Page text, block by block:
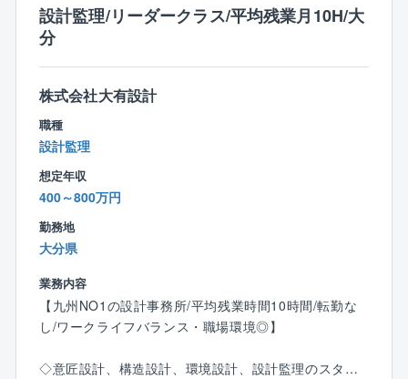
〇日本一ストレスがない会社造りを目指す企業！
■代表者自身が社員として勤務していた際に嫌だったこ
とは同社社員には経験させたくない、自身が働きたく
なるような会社にしたいという思いが代表者の根底に
あります。従って、正当に評価される独自の評価制度
をはじめ、ストレスのない環境、家族を大事にする等
の考えが根付いています。（パワハラやセクハラの徹
底排除、充実した福利厚生による人間関係の円滑化、
無駄な業務による残業など）
〇ワークライフバランス充実〇
■休日は年間121日となっており、完全週休2日制（土
取得にも力を入れています。育児休業の取得状況は10
0％。男性も取得実績があり、仕事とプライべートを両
立できる働きやすい環境を目指しています。
設計監理/リーダークラス/平均残業月10H/大
分
株式会社大有設計
職種
設計監理
想定年収
400～800万円
勤務地
大分県
業務内容
【九州NO1の設計事務所/平均残業時間10時間/転勤な
し/ワークライフバランス・職場環境◎】
◇意匠設計、構造設計、環境設計、設計監理のスタッ